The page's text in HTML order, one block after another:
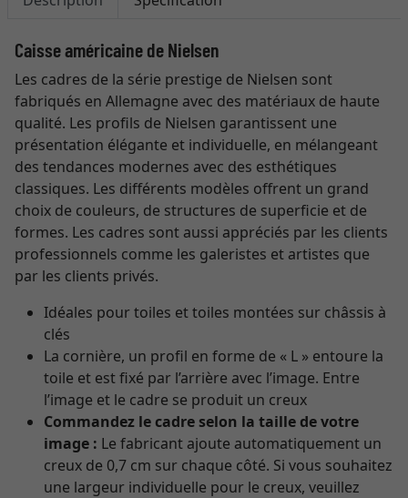
Caisse américaine de Nielsen
Les cadres de la série prestige de Nielsen sont
fabriqués en Allemagne avec des matériaux de haute
qualité. Les profils de Nielsen garantissent une
présentation élégante et individuelle, en mélangeant
des tendances modernes avec des esthétiques
classiques. Les différents modèles offrent un grand
choix de couleurs, de structures de superficie et de
formes. Les cadres sont aussi appréciés par les clients
professionnels comme les galeristes et artistes que
par les clients privés.
Idéales pour toiles et toiles montées sur châssis à
clés
La cornière, un profil en forme de « L » entoure la
toile et est fixé par l’arrière avec l’image. Entre
l’image et le cadre se produit un creux
Commandez le cadre selon la taille de votre
image : Le fabricant ajoute automatiquement un
creux de 0,7 cm sur chaque côté. Si vous souhaitez
une largeur individuelle pour le creux, veuillez